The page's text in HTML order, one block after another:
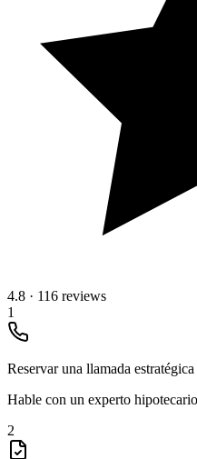
4.8 · 116 reviews
1
Reservar una llamada
Hable con un experto
2